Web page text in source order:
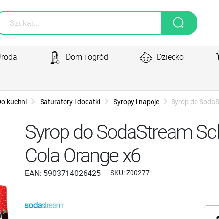
Dom i ogród Dziecko
kuchni Saturatory i dodatki Syropy i napoje Syrop do
Następny
Syrop do SodaStream
Cola Orange x6
EAN: 5903714026425 SKU: Z00277